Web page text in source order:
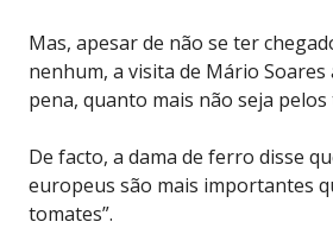
Mas, apesar de não se ter
nenhum, a visita de Mário Soares
pena, quanto mais não seja pelos
De facto, a dama de ferro disse
europeus são mais importantes
tomates”.